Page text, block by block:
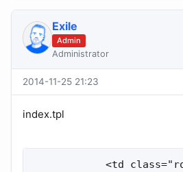
Exile
Admin
Administrator
2014-11-25 21:23
index.tpl
<td